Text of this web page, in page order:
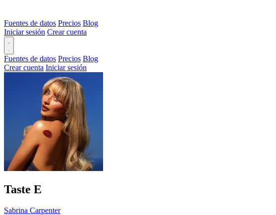
Fuentes de datos Precios Blog
Iniciar sesión Crear cuenta
Fuentes de datos Precios Blog
Crear cuenta Iniciar sesión
Taste E
Sabrina Carpenter